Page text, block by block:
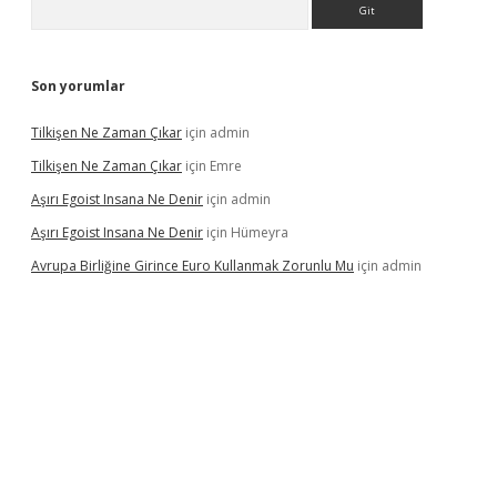
Son yorumlar
Tilkişen Ne Zaman Çıkar için admin
Tilkişen Ne Zaman Çıkar için Emre
Aşırı Egoist Insana Ne Denir için admin
Aşırı Egoist Insana Ne Denir için Hümeyra
Avrupa Birliğine Girince Euro Kullanmak Zorunlu Mu için admin